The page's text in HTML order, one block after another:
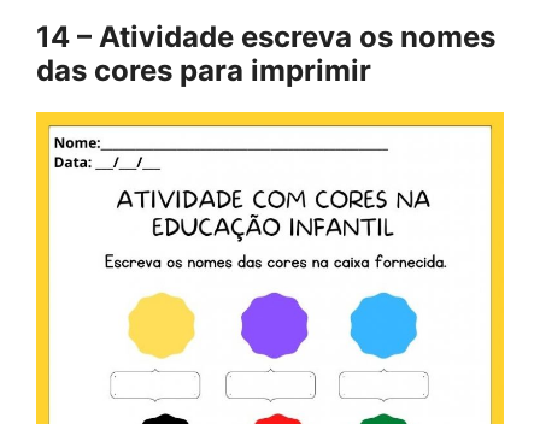
14 – Atividade escreva os nomes
das cores para imprimir